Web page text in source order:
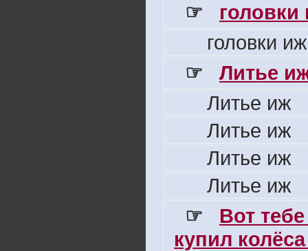
☞
головки
☞
Литье
Литье иж
Литье иж
Литье иж
Литье иж
☞
Вот
купил